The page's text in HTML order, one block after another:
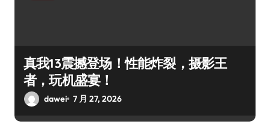
真我13震撼登场！性能炸裂，摄影王
者，玩机盛宴！
dawei 7 月 27, 2026